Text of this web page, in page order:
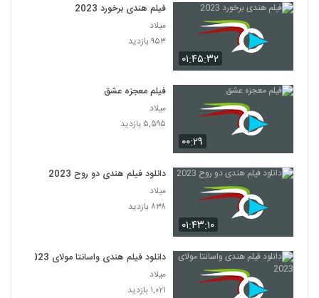
۰۱:۴۵:۳۲
فیلم هندی برخورد 2023
میلاد
۹۵۳ بازدید
۰۰:۲۹
فیلم معجزه عشق
میلاد
۵,۵۹۵ بازدید
۰۱:۴۳:۱۰
دانلود فیلم هندی دو روح 2023
میلاد
۸۳۸ بازدید
دانلود فیلم هندی واسانتا مولای 2023
میلاد
۱,۰۲۱ بازدید